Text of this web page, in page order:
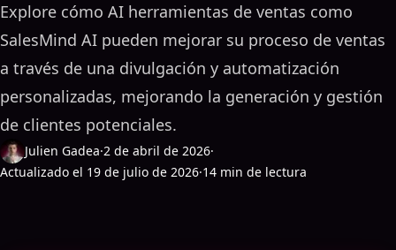
Explore cómo AI herramientas de ventas como
SalesMind AI pueden mejorar su proceso de ventas
a través de una divulgación y automatización
personalizadas, mejorando la generación y gestión
de clientes potenciales.
Julien Gadea·2 de abril de 2026·
Actualizado el 19 de julio de 2026·14 min de lectura